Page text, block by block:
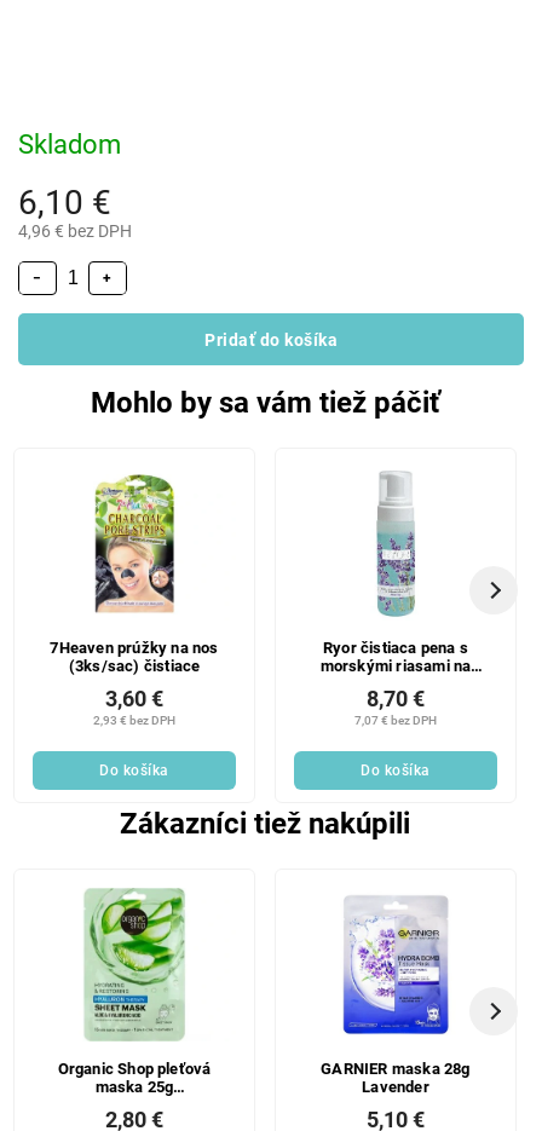
6,10 €
4,96 € bez DPH
Skladom
+
−
Pridať do košíka
Mohlo by sa vám tiež páčiť
7Heaven prúžky na nos
(3ks/sac) čistiace
2,93 € bez DPH
3,60 €
Do košíka
Ryor čistiaca pena s
morskými riasami na
7,07 € bez DPH
8,70 €
Do košíka
Zákazníci tiež nakúpili
Organic Shop pleťová
maska 25g
2,80 €
GARNIER maska 28g
Lavender
5,10 €